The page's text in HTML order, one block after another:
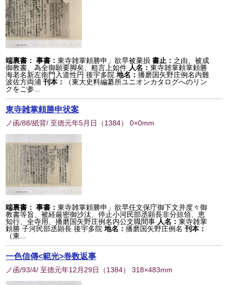
端裏書： 事書：東寺雑掌頼勝申」欲早被棄損 書止： 之由、被成
御教書、為全御願要脚矣、粗言上如件 人名：東寺雑掌頼掌頼勝
海老名新左衛門入道性円 後宇多院 地名：播磨国矢野庄例名内難
波佐方両浦 刊本：
（東大史料編纂所ユニオンカタログへのリン
クをご参...
東寺雑掌頼勝申状案
ノ函/88/紙背/ 至徳元年5月日 （1384） 0×0mm
端裏書： 事書：東寺雑掌頼勝申」欲早任文保庁御下文并度々御
教書等旨、被経厳密御沙汰、停止小河民部丞顕長非分掠領、恵
知行、全寺用、播磨国矢野庄例名内公文職間事 人名：東寺雑掌
頼勝 子河民部丞顕長 後宇多院 地名：播磨国矢野庄例名 刊本：
（東...
一色信傳<範光>巻数返事
ノ函/93/4/ 至徳元年12月29日 （1384） 318×483mm